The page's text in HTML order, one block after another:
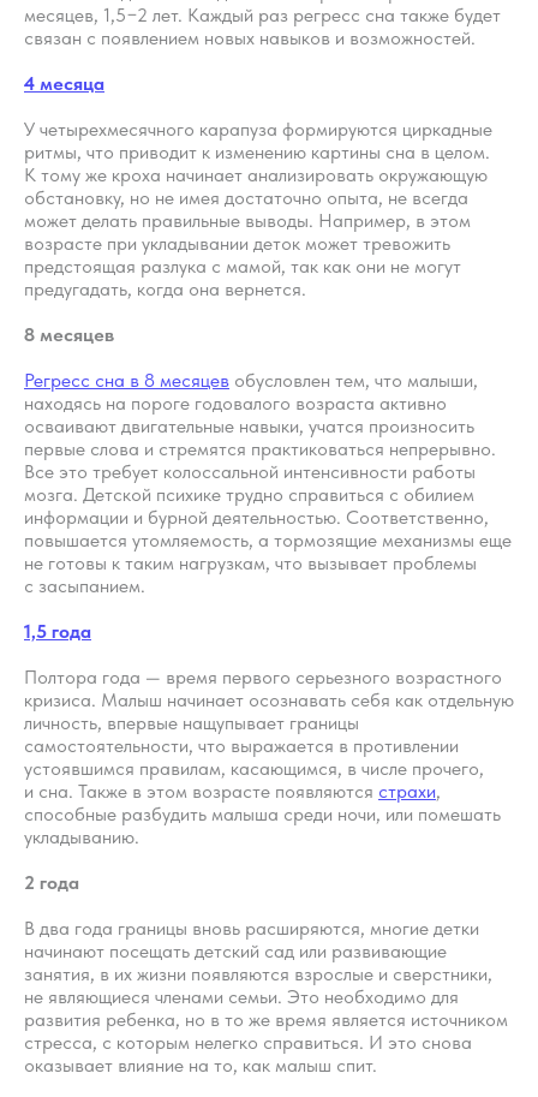
месяцев, 1,5−2 лет. Каждый раз регресс сна также будет
связан с появлением новых навыков и возможностей.
4 месяца
У четырехмесячного карапуза формируются циркадные
ритмы, что приводит к изменению картины сна в целом.
К тому же кроха начинает анализировать окружающую
обстановку, но не имея достаточно опыта, не всегда
может делать правильные выводы. Например, в этом
возрасте при укладывании деток может тревожить
предстоящая разлука с мамой, так как они не могут
предугадать, когда она вернется.
8 месяцев
Регресс сна в 8 месяцев обусловлен тем, что малыши,
находясь на пороге годовалого возраста активно
осваивают двигательные навыки, учатся произносить
первые слова и стремятся практиковаться непрерывно.
Все это требует колоссальной интенсивности работы
мозга. Детской психике трудно справиться с обилием
информации и бурной деятельностью. Соответственно,
повышается утомляемость, а тормозящие механизмы еще
не готовы к таким нагрузкам, что вызывает проблемы
с засыпанием.
1,5 года
Полтора года — время первого серьезного возрастного
кризиса. Малыш начинает осознавать себя как отдельную
личность, впервые нащупывает границы
самостоятельности, что выражается в противлении
устоявшимся правилам, касающимся, в числе прочего,
и сна. Также в этом возрасте появляются страхи,
способные разбудить малыша среди ночи, или помешать
укладыванию.
2 года
В два года границы вновь расширяются, многие детки
начинают посещать детский сад или развивающие
занятия, в их жизни появляются взрослые и сверстники,
не являющиеся членами семьи. Это необходимо для
развития ребенка, но в то же время является источником
стресса, с которым нелегко справиться. И это снова
оказывает влияние на то, как малыш спит.